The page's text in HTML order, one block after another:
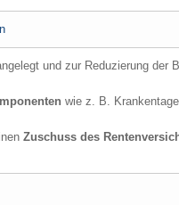
und zur Reduzierung der
wie z. B.
Zuschuss des